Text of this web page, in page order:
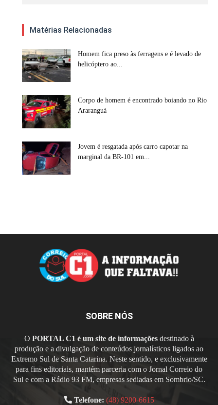
Matérias Relacionadas
Homem fica preso às ferragens e é levado de
helicóptero ao...
Corpo de homem é encontrado boiando no Rio
Araranguá
Jovem é resgatada após carro capotar na
marginal da BR-101 em...
SOBRE NÓS
O PORTAL C1 é um site de informaçõesdestinado à
produção e a divulgação de conteúdos jornalísticos ligados ao
Extremo Sul de Santa Catarina. Neste sentido, e exclusivamente
para fins editoriais, mantém parceria com o Jornal Correio do
Sul e com a Rádio 93 FM, empresas sediadas em Sombrio/SC.
Telefone: (48) 9200-6615